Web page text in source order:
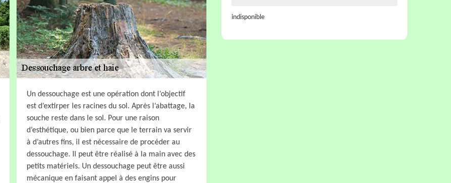
Un dessouchage est une opération dont l’objectif
est d’extirper les racines du sol. Après l’abattage, la
souche reste dans le sol. Pour une raison
d’esthétique, ou bien parce que le terrain va servir
à d’autres fins, il est nécessaire de procéder au
dessouchage. Il peut être réalisé à la main avec des
petits matériels. Un dessouchage peut être aussi
mécanique en faisant appel à des engins pour
indisponible